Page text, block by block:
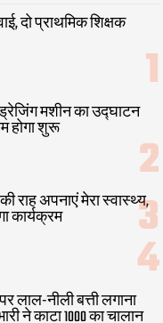
दो प्राथमिक शिक्षक
मशीन का उद्घाटन
होगा शुरू
राह अपनाएं मेरा स्वास्थ्य,
कार्यक्रम
लाल-नीली बत्ती लगाना
ने काटा 1000 का चालान